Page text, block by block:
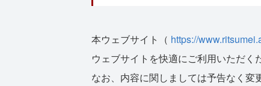
本ウェブサイト（ https://
ウェブサイトを快適にご利用いただく
なお、内容に関しましては予告なく